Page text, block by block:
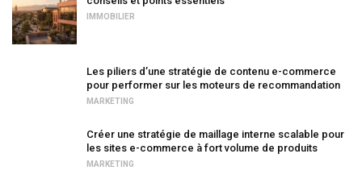
IMMOBILIER
Les piliers d’une stratégie de contenu e-commerce
pour performer sur les moteurs de recommandation
MARKETING
Créer une stratégie de maillage interne scalable pour
les sites e-commerce à fort volume de produits
MARKETING